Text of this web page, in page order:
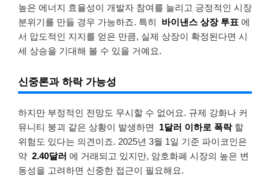
높은 에너지 효율성이 개발자 참여를 늘리고 긍정적인 시장
분위기를 만들 경우 가능하죠. 특히
바이낸스 상장 투표 에
서 압도적인 지지를 얻은 만큼, 실제 상장이 확정된다면 시
세 상승을 기대해 볼 수 있을 거예요.
신중론과 하락 가능성
하지만 부정적인 전망도 무시할 수 없어요. 규제 강화나 커
뮤니티 붕괴 같은 상황이 발생하면
1달러 이하로 폭락 할
위험도 있다는 의견이죠. 2025년 3월 1일 기준 파이코인은
약 2.40달러 에 거래되고 있지만, 암호화폐 시장의 높은 변
동성을 고려하면 신중한 접근이 필요해요.